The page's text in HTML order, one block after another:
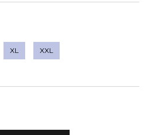
XL XXL